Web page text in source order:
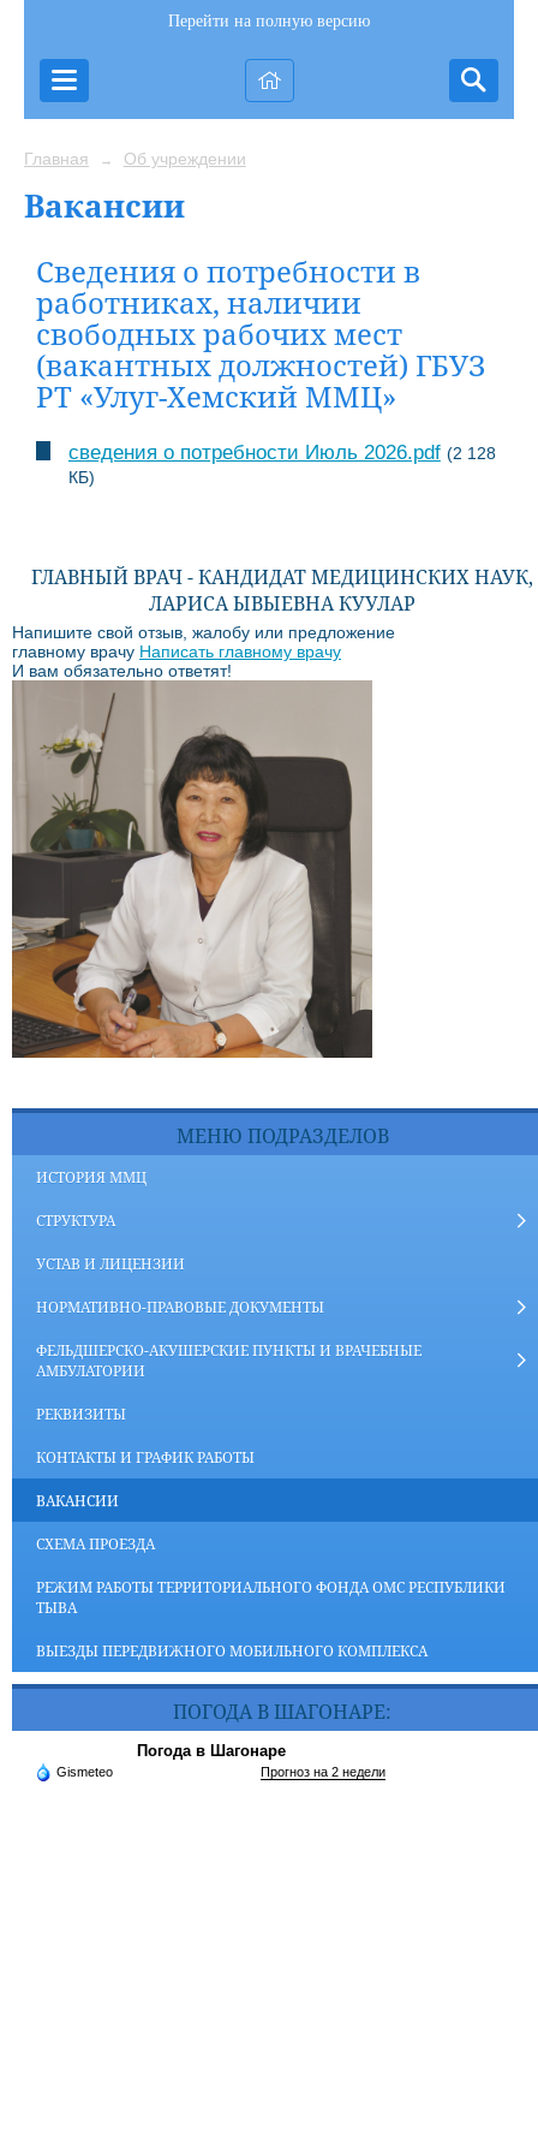
Перейти на полную версию
Главная → Об учреждении
Вакансии
Сведения о потребности в
работниках, наличии
свободных рабочих мест
(вакантных должностей) ГБУЗ
РТ «Улуг-Хемский ММЦ»
сведения о потребности Июль 2026.pdf (2 128
КБ)
ГЛАВНЫЙ ВРАЧ - КАНДИДАТ МЕДИЦИНСКИХ НАУК,
ЛАРИСА ЫВЫЕВНА КУУЛАР
Напишите свой отзыв, жалобу или предложение
главному врачу Написать главному врачу
И вам обязательно ответят!
МЕНЮ ПОДРАЗДЕЛОВ
ИСТОРИЯ ММЦ
СТРУКТУРА
УСТАВ И ЛИЦЕНЗИИ
НОРМАТИВНО-ПРАВОВЫЕ ДОКУМЕНТЫ
ФЕЛЬДШЕРСКО-АКУШЕРСКИЕ ПУНКТЫ И ВРАЧЕБНЫЕ
АМБУЛАТОРИИ
РЕКВИЗИТЫ
КОНТАКТЫ И ГРАФИК РАБОТЫ
ВАКАНСИИ
СХЕМА ПРОЕЗДА
РЕЖИМ РАБОТЫ ТЕРРИТОРИАЛЬНОГО ФОНДА ОМС РЕСПУБЛИКИ
ТЫВА
ВЫЕЗДЫ ПЕРЕДВИЖНОГО МОБИЛЬНОГО КОМПЛЕКСА
ПОГОДА В ШАГОНАРЕ:
Погода в Шагонаре
Gismeteo Прогноз на 2 недели